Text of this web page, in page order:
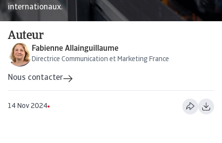
internationaux.
Auteur
Fabienne Allainguillaume
Directrice Communication et Marketing France
Nous contacter
14 Nov 2024